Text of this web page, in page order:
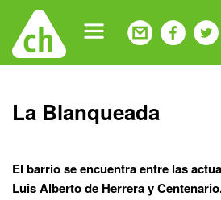
navigation
Back
to
La Blanqueada
El barrio se encuentra entre las
Luis Alberto de Herrera y